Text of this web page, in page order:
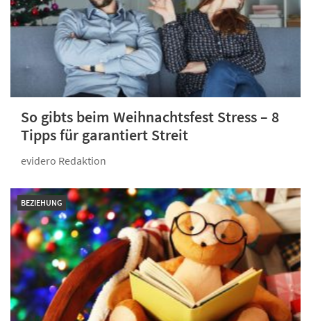
So gibts beim Weihnachtsfest Stress – 8
Tipps für garantiert Streit
evidero Redaktion
BEZIEHUNG